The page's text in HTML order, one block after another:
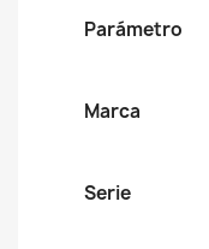
Parámetro
Marca
Serie